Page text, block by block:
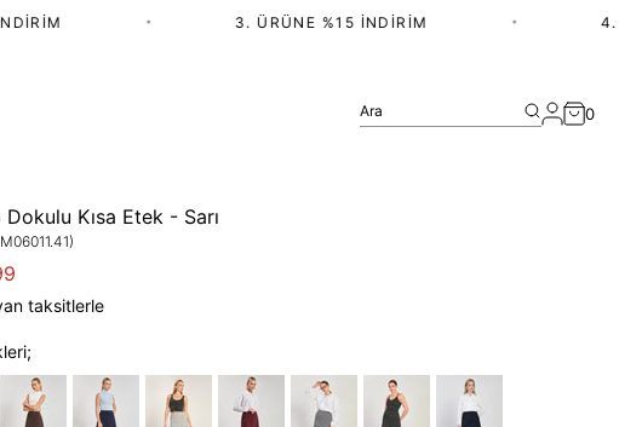
3. ÜRÜNE %15 İNDIRIM 4.
Ara 0
Kısa Etek - Sarı
taksitlerle